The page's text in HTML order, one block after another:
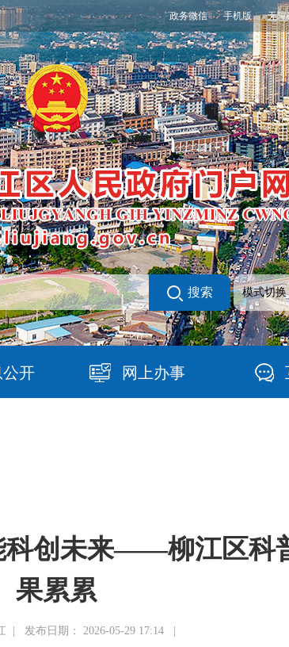
政务微信 手机版 无障
搜索 模式切换
开 网上办事
科创未来——柳江区科
果累累
| 发布日期： 2026-05-29 17:14 |